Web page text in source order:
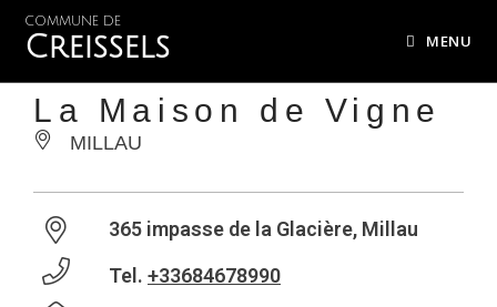
COMMUNE DE
Creissels MENU
La Maison de Vigne
MILLAU
365 impasse de la Glacière, Millau
Tel. +33684678990